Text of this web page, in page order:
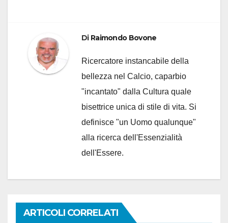
Di Raimondo Bovone
Ricercatore instancabile della
bellezza nel Calcio, caparbio
"incantato" dalla Cultura quale
bisettrice unica di stile di vita. Si
definisce "un Uomo qualunque"
alla ricerca dell'Essenzialità
dell'Essere.
ARTICOLI CORRELATI